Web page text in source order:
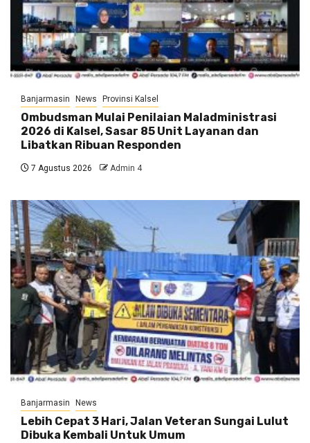
Banjarmasin News Provinsi Kalsel
Ombudsman Mulai Penilaian Maladministrasi
2026 di Kalsel, Sasar 85 Unit Layanan dan
Libatkan Ribuan Responden
7 Agustus 2026 Admin 4
Banjarmasin News
Lebih Cepat 3 Hari, Jalan Veteran Sungai Lulut
Dibuka Kembali Untuk Umum